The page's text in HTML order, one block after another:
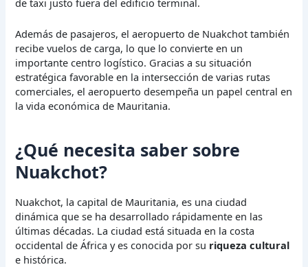
de taxi justo fuera del edificio terminal.
Además de pasajeros, el aeropuerto de Nuakchot también
recibe vuelos de carga, lo que lo convierte en un
importante centro logístico. Gracias a su situación
estratégica favorable en la intersección de varias rutas
comerciales, el aeropuerto desempeña un papel central en
la vida económica de Mauritania.
¿Qué necesita saber sobre
Nuakchot?
Nuakchot, la capital de Mauritania, es una ciudad
dinámica que se ha desarrollado rápidamente en las
últimas décadas. La ciudad está situada en la costa
occidental de África y es conocida por su riqueza cultural
e histórica.